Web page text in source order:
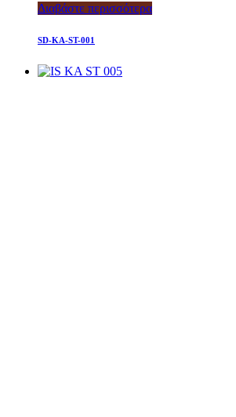
Διαβάστε περισσότερα
SD-KA-ST-001